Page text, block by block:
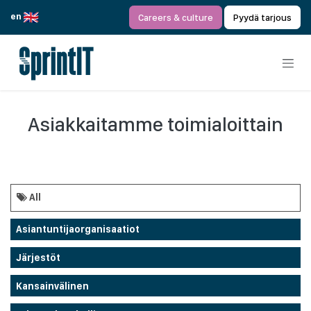
en
Careers & culture Pyydä tarjous
Asiakkaitamme toimialoittain
All
Asiantuntijaorganisaatiot
Järjestöt
Kansainvälinen